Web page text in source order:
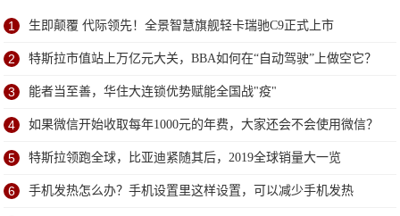
1 生即颠覆 代际领先！全景智慧旗舰轻卡瑞驰C9正式上市
2 特斯拉市值站上万亿元大关，BBA如何在“自动驾驶”上做空它？
3 能者当至善，华住大连锁优势赋能全国战"疫"
4 如果微信开始收取每年1000元的年费，大家还会不会使用微信？
5 特斯拉领跑全球，比亚迪紧随其后，2019全球销量大一览
6 手机发热怎么办？手机设置里这样设置，可以减少手机发热